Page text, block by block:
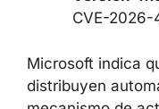
Versión
Versión
para CVE-